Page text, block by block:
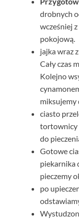
drobnych
wcześniej
pokojową.
jajka wraz
Cały czas
Kolejno
miksujemy
ciasto
tortownicy
do
Gotowe
piekarnika
pieczemy
po